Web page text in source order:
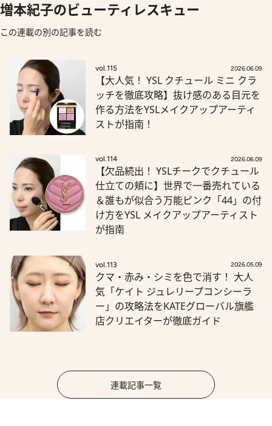
増本紀子のビューティレスキュー
この連載の別の記事を読む
vol.115 2026.06.09
【大人気！ YSL クチュール ミニ クラ
ッチを徹底攻略】抜け感のある目元を
作る方法をYSLメイクアップアーティ
ストが指南！
vol.114 2026.06.09
【欠品続出！ YSLチークでクチュール
仕立ての頬に】世界で一番売れている
＆誰もが似合う万能ピンク「44」の付
け方をYSL メイクアップアーティスト
が指南
vol.113 2026.05.09
クマ・赤み・シミを色で消す！ 大人
気「ケイト ジュレリープコンシーラ
ー」の攻略法をKATEグローバル旗艦
店クリエイターが徹底ガイド
連載記事一覧